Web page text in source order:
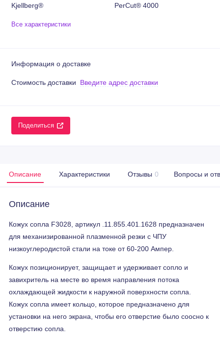
Kjellberg® PerCut® 4000
Все характеристики
Информация о доставке
Стоимость доставки Введите адрес доставки
Поделиться
Описание Характеристики Отзывы 0 Вопросы и
Описание
Кожух сопла F3028, артикул .11.855.401.1628 предназначен
для механизированной плазменной резки с ЧПУ
низкоуглеродистой стали на токе от 60-200 Ампер.
Кожух позиционирует, защищает и удерживает сопло и
завихритель на месте во время направления потока
охлаждающей жидкости к наружной поверхности сопла.
Кожух сопла имеет кольцо, которое предназначено для
установки на него экрана, чтобы его отверстие было соосно к
отверстию сопла.